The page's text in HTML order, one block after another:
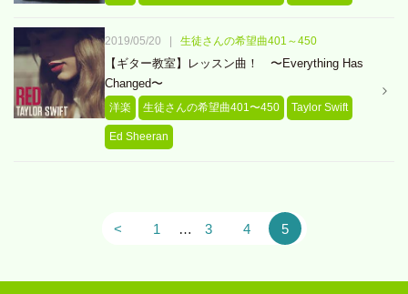
2019/05/20 生徒さんの希望曲401～450
【ギター教室】レッスン曲！ 〜Everything Has
Changed〜
洋楽 生徒さんの希望曲401〜450 Taylor Swift
Ed Sheeran
< 1 … 3 4 5